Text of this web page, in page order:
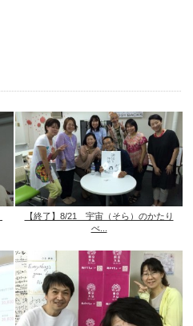
【終了】8/21 宇宙（そら）のかたり
べ...